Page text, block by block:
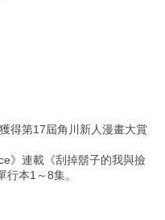
得第17屆角川新人漫畫大賞
》連載《刮掉鬍子的我與撿
本1～8集。